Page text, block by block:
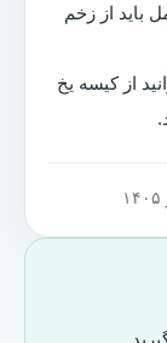
باید از زخم
از کیسه یخ